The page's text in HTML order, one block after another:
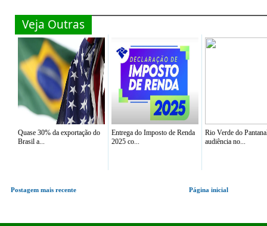
Veja Outras
Quase 30% da exportação do
Brasil a...
Entrega do Imposto de Renda
2025 co...
Rio Verde do
audiência no...
Postagem mais recente Página inicial